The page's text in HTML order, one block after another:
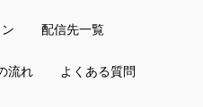
配信先一覧
流れ よくある質問